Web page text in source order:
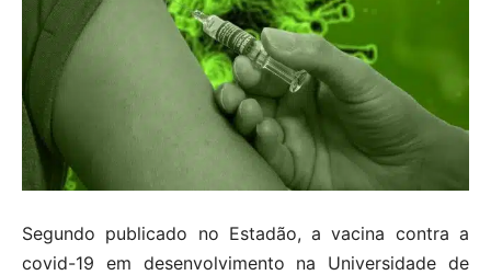
Segundo publicado no Estadão, a vacina contra a
covid-19 em desenvolvimento na Universidade de